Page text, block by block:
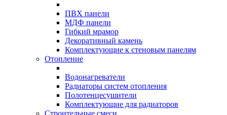
ПВХ панели
МДФ панели
Гибкий мрамор
Декоративный камень
Комплектующие к стеновым панелям
Отопление
Водонагреватели
Радиаторы систем отопления
Полотенцесушители
Комплектующие для радиаторов
Строительные смеси